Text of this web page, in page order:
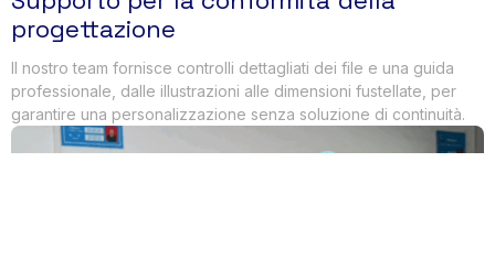
progettazione
Il nostro team fornisce controlli dettagliati dei file e una guida
professionale, dalle illustrazioni alle dimensioni fustellate, per
garantire una personalizzazione senza soluzione di continuità.